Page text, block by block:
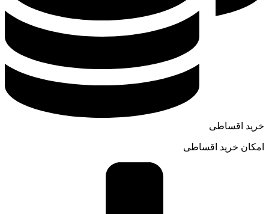
خرید اقساطی
امکان خرید اقساطی